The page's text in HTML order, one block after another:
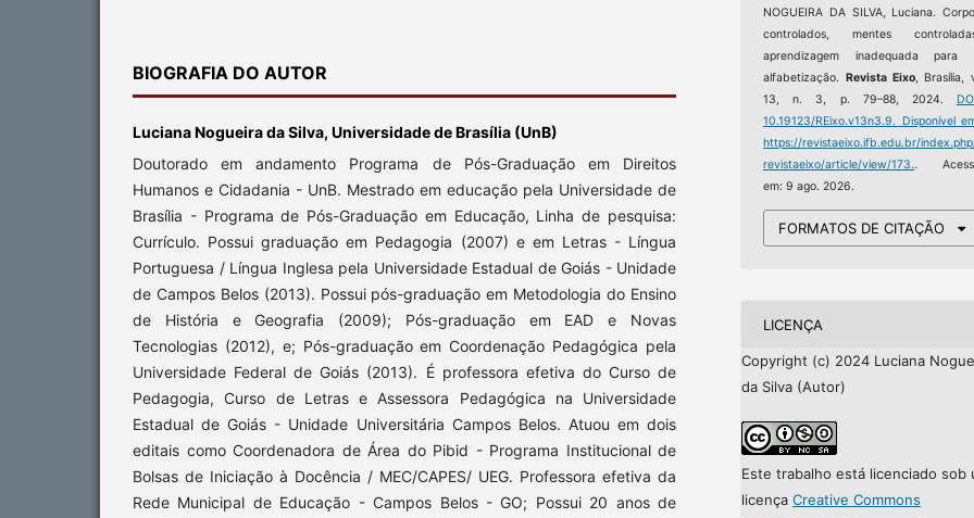
BIOGRAFIA DO AUTOR
Luciana Nogueira da Silva, Universidade de Brasília (UnB)
Doutorado em andamento Programa de Pós-Graduação em Direitos
Humanos e Cidadania - UnB. Mestrado em educação pela Universidade de
Brasília - Programa de Pós-Graduação em Educação, Linha de pesquisa:
Currículo. Possui graduação em Pedagogia (2007) e em Letras - Língua
Portuguesa / Língua Inglesa pela Universidade Estadual de Goiás - Unidade
de Campos Belos (2013). Possui pós-graduação em Metodologia do Ensino
de História e Geografia (2009); Pós-graduação em EAD e Novas
Tecnologias (2012), e; Pós-graduação em Coordenação Pedagógica pela
Universidade Federal de Goiás (2013). É professora efetiva do Curso de
Pedagogia, Curso de Letras e Assessora Pedagógica na Universidade
Estadual de Goiás - Unidade Universitária Campos Belos. Atuou em dois
editais como Coordenadora de Área do Pibid - Programa Institucional de
Bolsas de Iniciação à Docência / MEC/CAPES/ UEG. Professora efetiva da
Rede Municipal de Educação - Campos Belos - GO; Possui 20 anos de
NOGUEIRA DA SILVA, Luciana.
controlados, mentes
aprendizagem inadequada para
alfabetização. Revista Eixo, Brasília,
13, n. 3, p. 79–88, 2024.
10.19123/REixo.v13n3.9. Disponível
https://revistaeixo.ifb.edu.br/
revistaeixo/article/view/173..
em: 9 ago. 2026.
FORMATOS DE CITAÇÃO
LICENÇA
Copyright (c) 2024 Luciana
da Silva (Autor)
Este trabalho está licenciado sob
licença Creative Commons